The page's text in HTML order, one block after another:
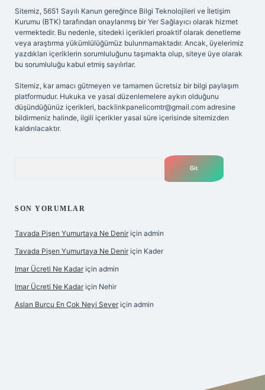
Sitemiz, 5651 Sayılı Kanun gereğince Bilgi Teknolojileri ve İletişim
Kurumu (BTK) tarafından onaylanmış bir Yer Sağlayıcı olarak hizmet
vermektedir. Bu nedenle, sitedeki içerikleri proaktif olarak denetleme
veya araştırma yükümlülüğümüz bulunmamaktadır. Ancak, üyelerimiz
yazdıkları içeriklerin sorumluluğunu taşımakta olup, siteye üye olarak
bu sorumluluğu kabul etmiş sayılırlar.
Sitemiz, kar amacı gütmeyen ve tamamen ücretsiz bir bilgi paylaşım
platformudur. Hukuka ve yasal düzenlemelere aykırı olduğunu
düşündüğünüz içerikleri, backlinkpanelicomtr@gmail.com adresine
bildirmeniz halinde, ilgili içerikler yasal süre içerisinde sitemizden
kaldırılacaktır.
SON YORUMLAR
Tavada Pişen Yumurtaya Ne Denir için admin
Tavada Pişen Yumurtaya Ne Denir için Kader
Imar Ücreti Ne Kadar için admin
Imar Ücreti Ne Kadar için Nehir
Aslan Burcu En Çok Neyi Sever için admin